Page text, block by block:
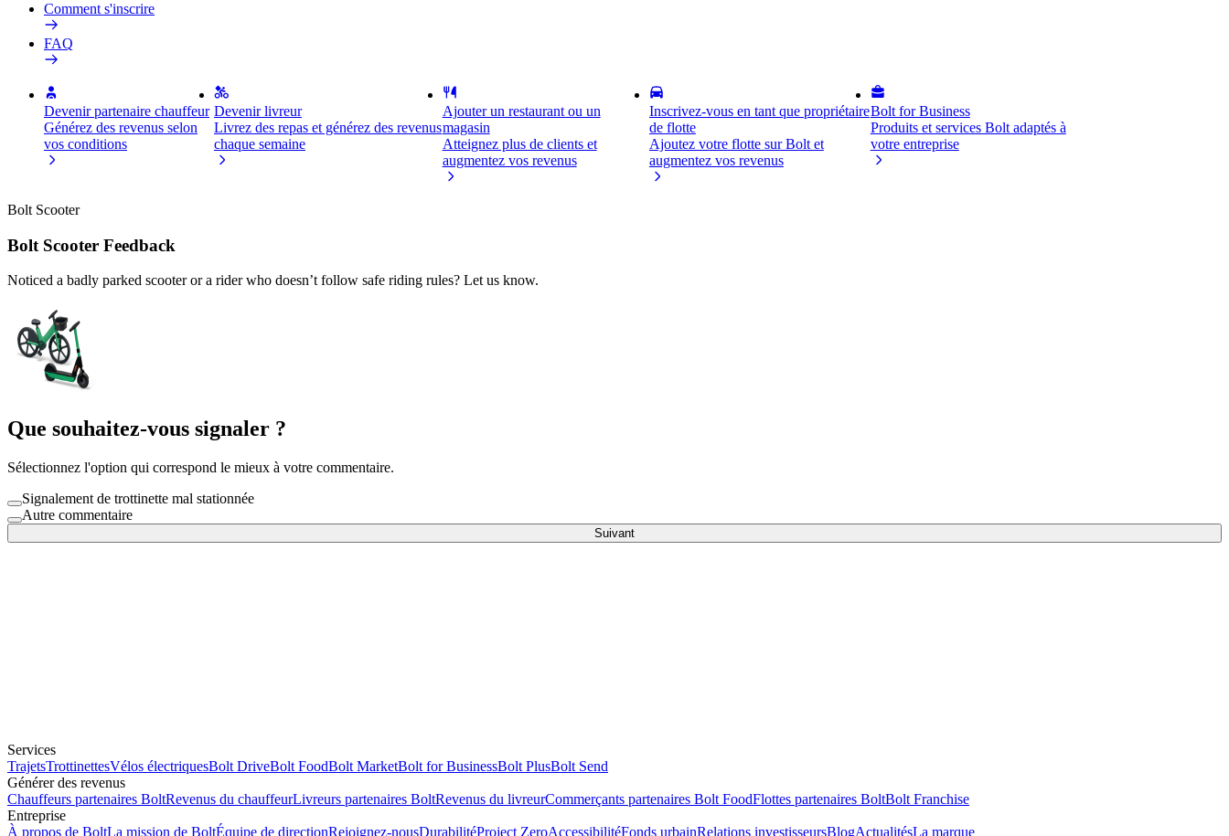
Comment s'inscrire
FAQ
Devenir partenaire chauffeur
Générez des revenus selon
vos conditions
Devenir livreur
Livrez des repas et générez des revenus
chaque semaine
Ajouter un restaurant ou un
magasin
Atteignez plus de clients et
augmentez vos revenus
Inscrivez-vous en tant que propriétaire
de flotte
Ajoutez votre flotte sur Bolt et
augmentez vos revenus
Bolt for Business
Produits et services Bolt adaptés à
votre entreprise
Bolt Scooter
Bolt Scooter Feedback
Noticed a badly parked scooter or a rider who doesn’t follow safe riding rules? Let us know.
Que souhaitez-vous signaler ?
Sélectionnez l'option qui correspond le mieux à votre commentaire.
Signalement de trottinette mal stationnée
Autre commentaire
Suivant
Services
TrajetsTrottinettesVélos électriquesBolt DriveBolt FoodBolt MarketBolt for BusinessBolt PlusBolt Send
Générer des revenus
Chauffeurs partenaires BoltRevenus du chauffeurLivreurs partenaires BoltRevenus du livreurCommerçants partenaires Bolt FoodFlottes partenaires BoltBolt Franchise
Entreprise
À propos de BoltLa mission de BoltÉquipe de directionRejoignez-nousDurabilitéProject ZeroAccessibilitéFonds urbainRelations investisseursBlogActualitésLa marque